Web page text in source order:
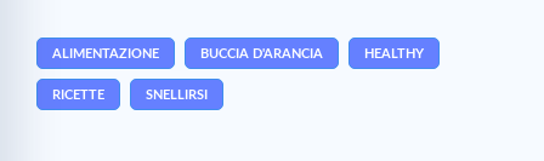
ALIMENTAZIONE BUCCIA D'ARANCIA HEALTHY
RICETTE SNELLIRSI